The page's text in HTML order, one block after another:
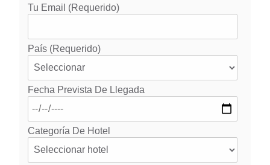
Tu Email (requerido)
País (requerido)
Fecha Prevista De Llegada
Categoría De Hotel